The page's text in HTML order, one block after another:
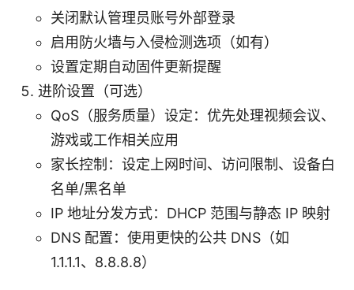
关闭默认管理员账号外部登录
启用防火墙与入侵检测选项（如有）
设置定期自动固件更新提醒
进阶设置（可选）
QoS（服务质量）设定：优先处理视频会议、
游戏或工作相关应用
家长控制：设定上网时间、访问限制、设备白
名单/黑名单
IP 地址分发方式：DHCP 范围与静态 IP 映射
DNS 配置：使用更快的公共 DNS（如
1.1.1.1、8.8.8.8）